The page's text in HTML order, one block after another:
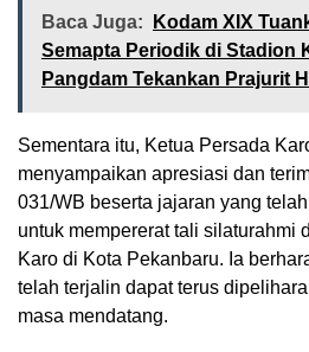
Baca Juga:
Kodam XIX
Semapta Periodik di Stadion
Pangdam Tekankan Prajurit
Sementara itu, Ketua Persada
menyampaikan apresiasi dan
031/WB beserta jajaran yang
untuk mempererat tali silaturahmi
Karo di Kota Pekanbaru. Ia
telah terjalin dapat terus
masa mendatang.